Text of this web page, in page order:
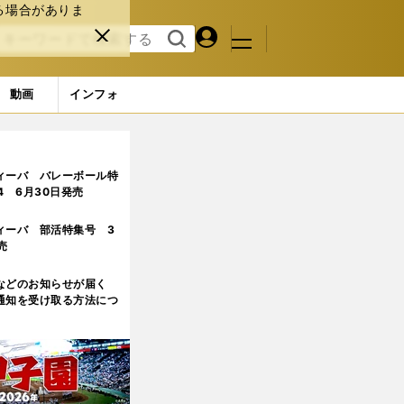
合がありま
閉じ
る
検索
る
マイペ
ジ
メニュ
動画 インフォ
ーバ バレーボール特
6月30日発売
ーバ 部活特集号 3
どのお知らせが届く
知を受け取る方法につ